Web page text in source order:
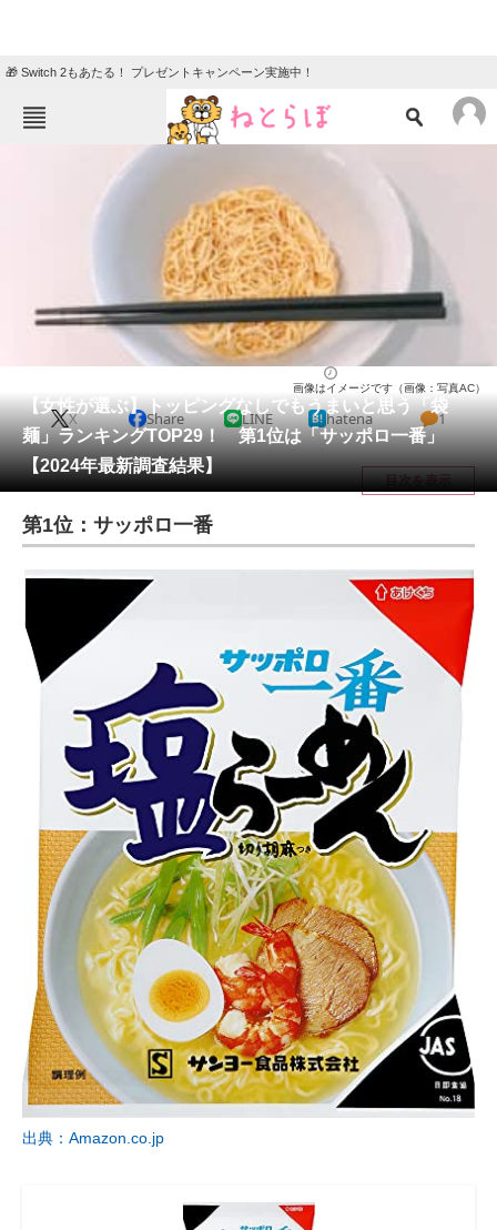
🎁 Switch 2もあたる！ プレゼントキャンペーン実施中！
ねとらぼメニュー
ニュース
クイズ
地域
住まい 教育・育児
リサーチ
会員記事
メディア
注目記事を集めた総合ページ
ITの今と未来を見通す
スマホと通信の最新トレンド
進化するPCとデバイスの未来
好きが集まる 比べて選べる
ビジネスと働き方のヒント
AI活用のいまが分かる
企業ITのトレンドを詳説
経営リーダーのコミュニティ
マーケ×ITの今がよく分かる
ITエンジニア向け専門サイト
企業向けIT製品の総合サイト
IT製品の技術・比較・事例
製造業のIT導入・活用を支援
エレクトロニクス専門サイト
【女性が選ぶ】トッピングなしでもうまいと思う「袋
麺」ランキングTOP29！ 第1位は「サッポロ一番」
【2024年最新調査結果】
画像はイメージです（画像：写真AC）
X Share LINE hatena 1
目次を表示
第1位：サッポロ一番
出典：Amazon.co.jp